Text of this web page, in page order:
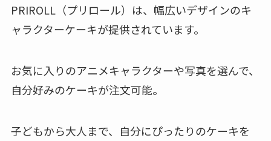
PRIROLL（プリロール）は、幅広いデザインのキ
ャラクターケーキが提供されています。
お気に入りのアニメキャラクターや写真を選んで、
自分好みのケーキが注文可能。
子どもから大人まで、自分にぴったりのケーキを